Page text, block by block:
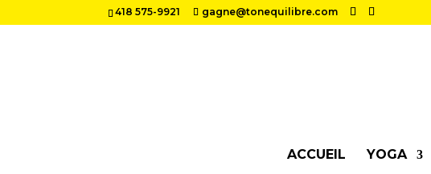
418 575-9921 gagne@tonequilibre.com
ACCUEIL YOGA